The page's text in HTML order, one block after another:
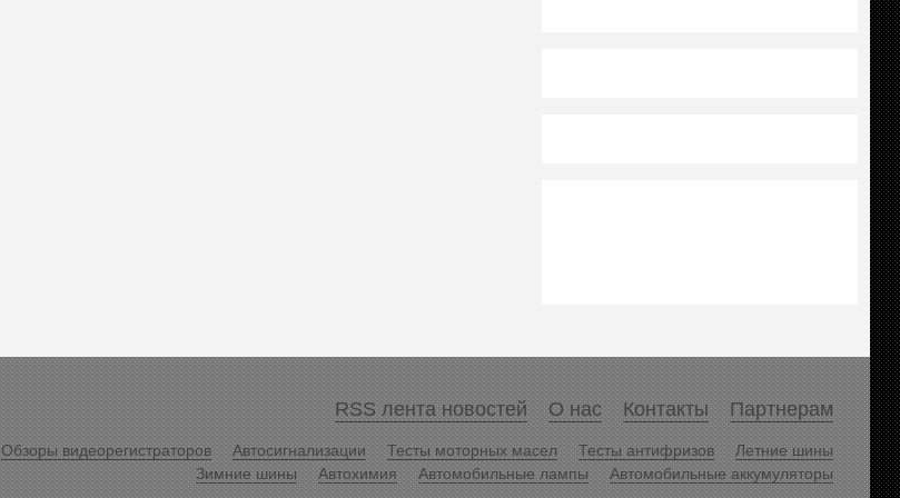
RSS лента новостей О нас Контакты Партнерам
Обзоры видеорегистраторов Автосигнализации Тесты моторных масел Тесты антифризов
Летние шины
Зимние шины
Автохимия Автомобильные лампы Автомобильные аккумуляторы